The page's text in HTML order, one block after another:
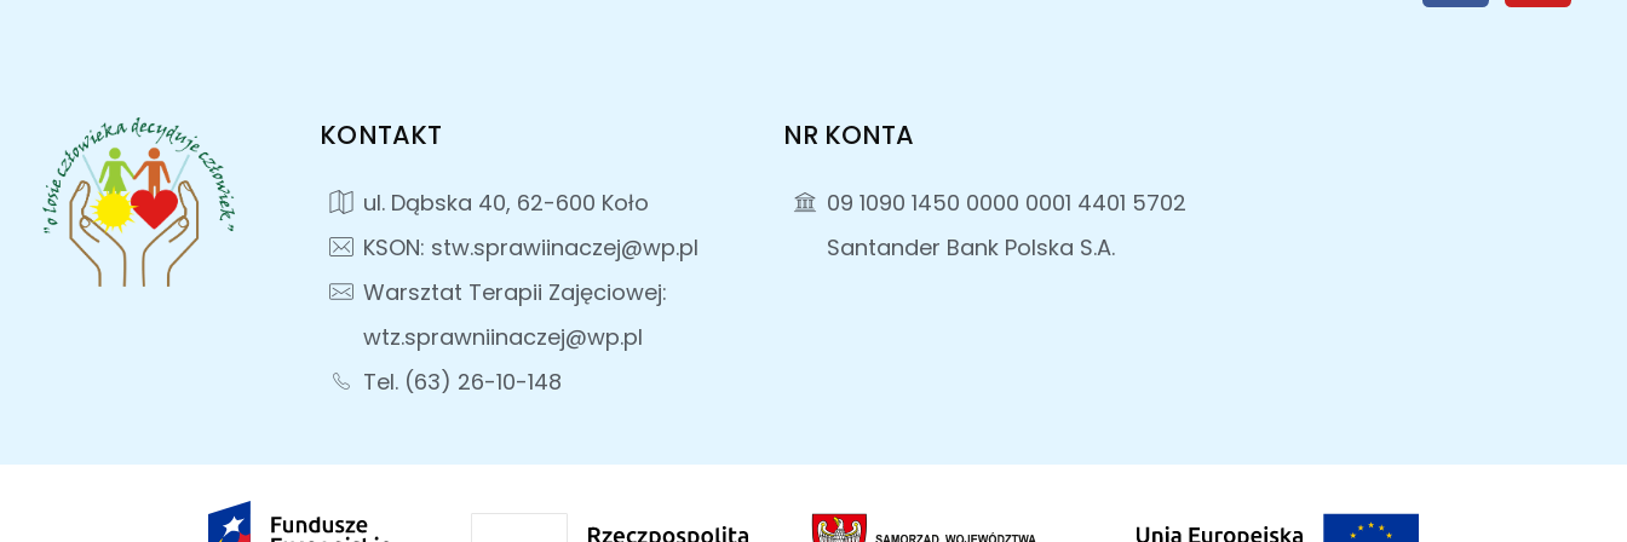
KONTAKT
ul. Dąbska 40, 62-600 Koło
KSON: stw.sprawiinaczej@wp.pl
Warsztat Terapii Zajęciowej:
wtz.sprawniinaczej@wp.pl
Tel. (63) 26-10-148
NR KONTA
09 1090 1450 0000 0001 4401 5702
Santander Bank Polska S.A.